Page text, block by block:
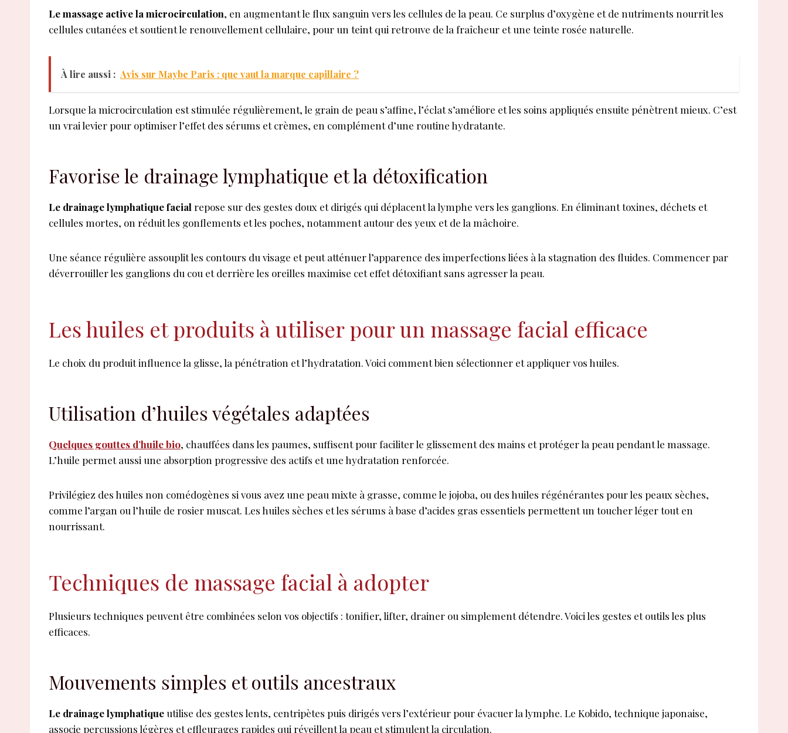
Le massage active la microcirculation, en augmentant le flux sanguin vers les cellules de la peau. Ce surplus d’oxygène et de nutriments nourrit les
cellules cutanées et soutient le renouvellement cellulaire, pour un teint qui retrouve de la fraîcheur et une teinte rosée naturelle.
À lire aussi : Avis sur Maybe Paris : que vaut la marque capillaire ?
Lorsque la microcirculation est stimulée régulièrement, le grain de peau s’affine, l’éclat s’améliore et les soins appliqués ensuite pénètrent mieux. C’est
un vrai levier pour optimiser l’effet des sérums et crèmes, en complément d’une routine hydratante.
Favorise le drainage lymphatique et la détoxification
Le drainage lymphatique facial repose sur des gestes doux et dirigés qui déplacent la lymphe vers les ganglions. En éliminant toxines, déchets et
cellules mortes, on réduit les gonflements et les poches, notamment autour des yeux et de la mâchoire.
Une séance régulière assouplit les contours du visage et peut atténuer l’apparence des imperfections liées à la stagnation des fluides. Commencer par
déverrouiller les ganglions du cou et derrière les oreilles maximise cet effet détoxifiant sans agresser la peau.
Les huiles et produits à utiliser pour un massage facial efficace
Le choix du produit influence la glisse, la pénétration et l’hydratation. Voici comment bien sélectionner et appliquer vos huiles.
Utilisation d’huiles végétales adaptées
Quelques gouttes d’huile bio, chauffées dans les paumes, suffisent pour faciliter le glissement des mains et protéger la peau pendant le massage.
L’huile permet aussi une absorption progressive des actifs et une hydratation renforcée.
Privilégiez des huiles non comédogènes si vous avez une peau mixte à grasse, comme le jojoba, ou des huiles régénérantes pour les peaux sèches,
comme l’argan ou l’huile de rosier muscat. Les huiles sèches et les sérums à base d’acides gras essentiels permettent un toucher léger tout en
nourrissant.
Techniques de massage facial à adopter
Plusieurs techniques peuvent être combinées selon vos objectifs : tonifier, lifter, drainer ou simplement détendre. Voici les gestes et outils les plus
efficaces.
Mouvements simples et outils ancestraux
Le drainage lymphatiqueutilise des gestes lents, centripètes puis dirigés vers l’extérieur pour évacuer la lymphe. Le Kobido, technique japonaise,
associe percussions légères et effleurages rapides qui réveillent la peau et stimulent la circulation.